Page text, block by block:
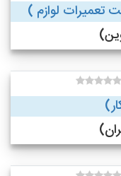
لوازم )